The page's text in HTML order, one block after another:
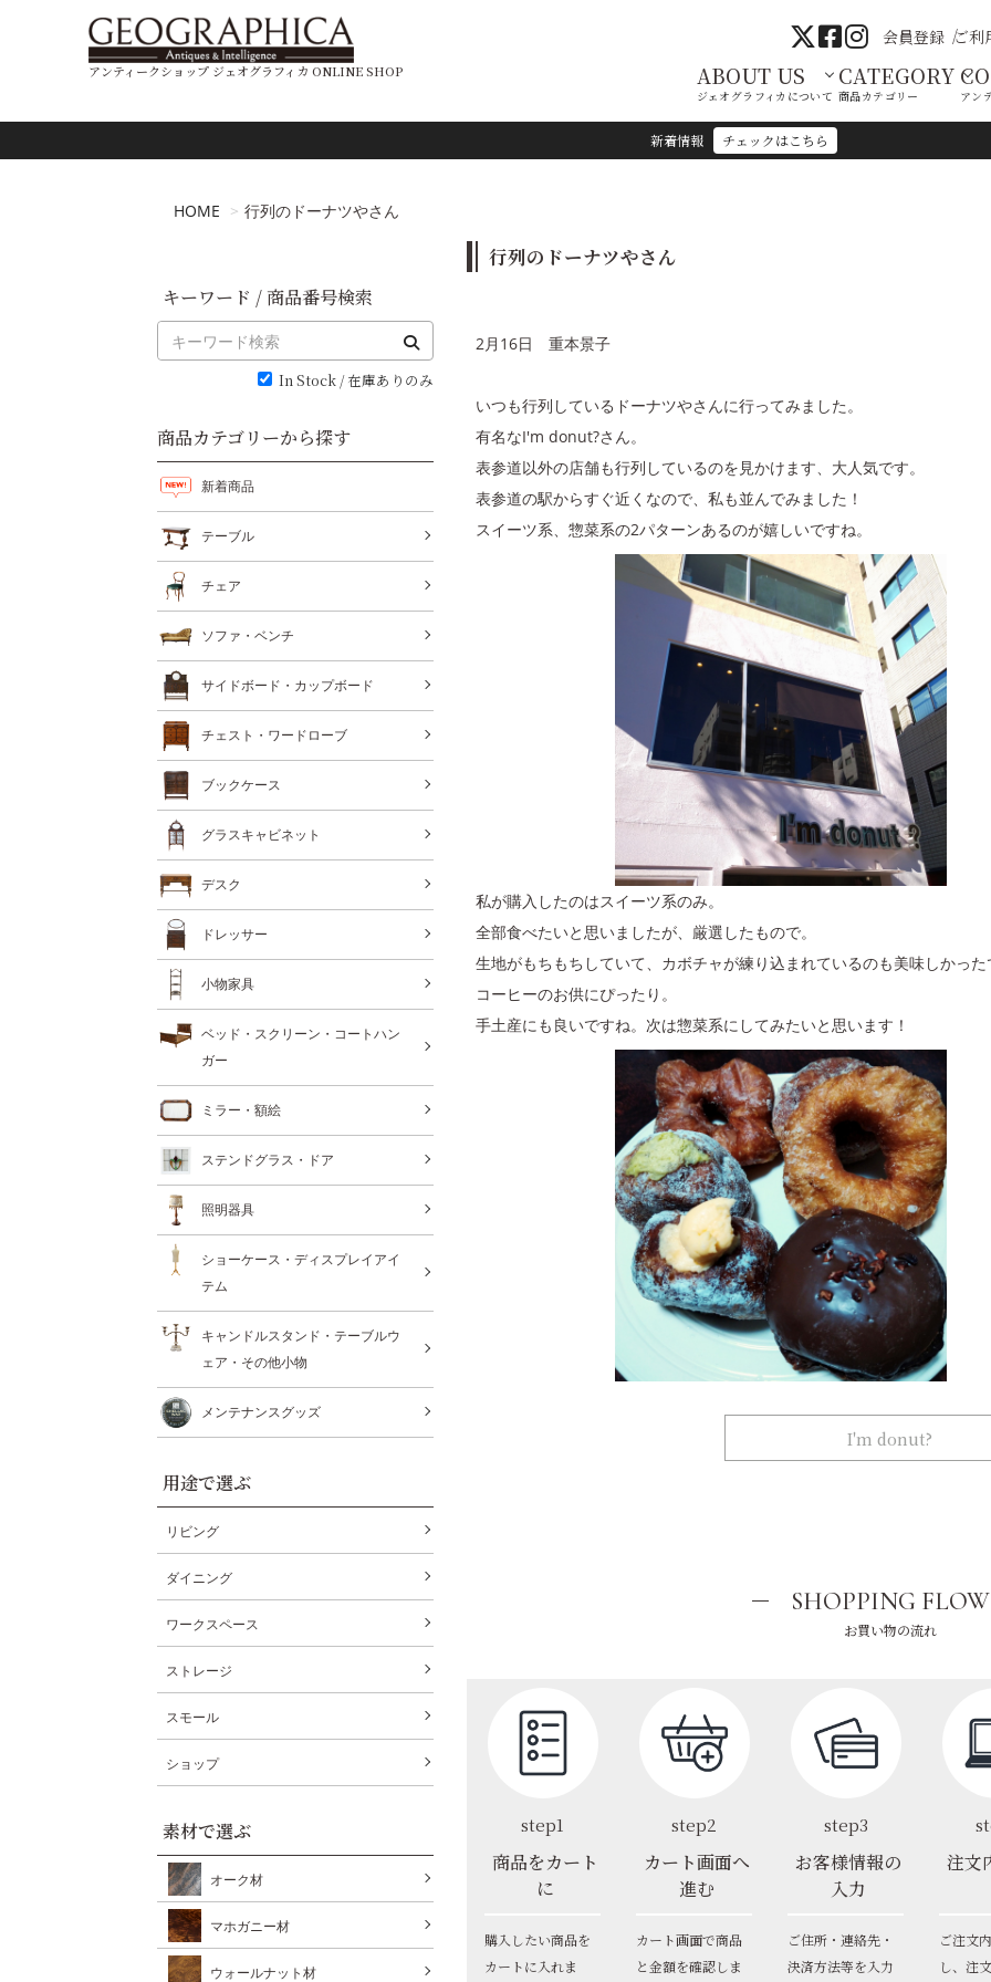
新着情報 チェックはこちら
アンティークショップ ジェオグラフィカ ONLINE SHOP
会員登録 ご利
ABOUT US
ジェオグラフィカについて
CATEGORY
商品カテゴリー アン
HOME 行列のドーナツやさん
行列のドーナツやさん
2月16日 重本景子
いつも行列しているドーナツやさんに行ってみました。
有名なI'm donut?さん。
表参道以外の店舗も行列しているのを見かけます、大人気です。
表参道の駅からすぐ近くなので、私も並んでみました！
スイーツ系、惣菜系の2パターンあるのが嬉しいですね。
私が購入したのはスイーツ系のみ。
全部食べたいと思いましたが、厳選したもので。
生地がもちもちしていて、カボチャが練り込まれているのも美味しかった
コーヒーのお供にぴったり。
手土産にも良いですね。次は惣菜系にしてみたいと思います！
I'm donut?
SHOPPING FLOW
お買い物の流れ
step1
商品をカート
に
購入したい商品を
カートに入れま
step2
カート画面へ
進む
カート画面で商品
と金額を確認しま
step3
お客様情報の
入力
ご住所・連絡先・
決済方法等を入力
注文
ご注文
し、注
キーワード / 商品番号検索
In Stock / 在庫ありのみ
商品カテゴリーから探す
新着商品
テーブル
チェア
ソファ・ベンチ
サイドボード・カップボード
チェスト・ワードローブ
ブックケース
グラスキャビネット
デスク
ドレッサー
小物家具
ベッド・スクリーン・コートハン
ガー
ミラー・額絵
ステンドグラス・ドア
照明器具
ショーケース・ディスプレイアイ
テム
キャンドルスタンド・テーブルウ
ェア・その他小物
メンテナンスグッズ
用途で選ぶ
リビング
ダイニング
ワークスペース
ストレージ
スモール
ショップ
素材で選ぶ
オーク材
マホガニー材
ウォールナット材